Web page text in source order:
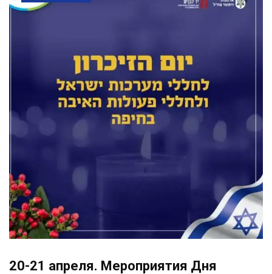
20-21 апреля. Мероприятия Дня